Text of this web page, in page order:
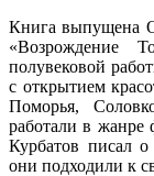
Книга выпущена
«Возрождение
полувековой
с открытием
Поморья,
работали в жанре
Курбатов писал
они подходили к